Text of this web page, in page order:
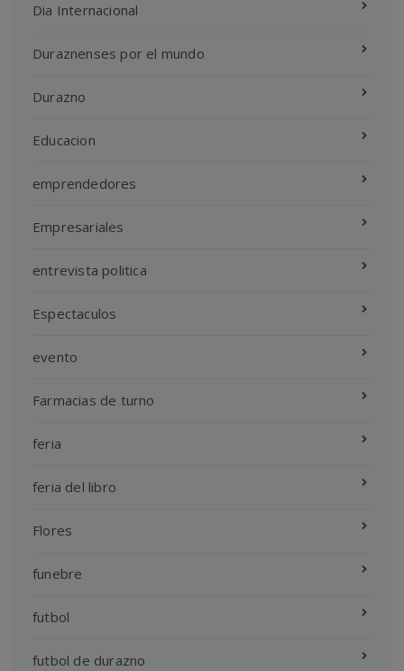
Dia Internacional
Duraznenses por el mundo
Durazno
Educacion
emprendedores
Empresariales
entrevista politica
Espectaculos
evento
Farmacias de turno
feria
feria del libro
Flores
funebre
futbol
futbol de durazno